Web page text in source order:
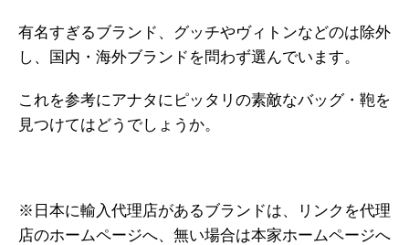
有名すぎるブランド、グッチやヴィトンなどのは除外
し、国内・海外ブランドを問わず選んでいます。
これを参考にアナタにピッタリの素敵なバッグ・鞄を
見つけてはどうでしょうか。
※日本に輸入代理店があるブランドは、リンクを代理
店のホームページへ、無い場合は本家ホームページへ